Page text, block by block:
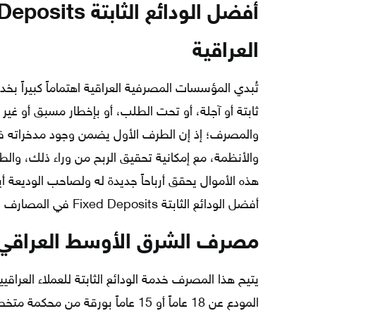
العراقية
تُبدي المؤسسات المصرفية العراقية اهتماماً كبيراً
ثابتة أو آجلة، أو تحت الطلب، أو بإخطار مسبق أو غير
والمصرف؛ إذ إن الطرف الأول يضمن وجود
والأنظمة، مع إمكانية تحقيق الربح من وراء ذلك،
هذه الأموال يحقق أرباحاً جديدة له ولصاحب
أفضل الودائع الثابتة Fixed Deposits في المصارف العراقية عموماً:
مصرف الشرق الأوسط العراقي
يتيح هذا المصرف خدمة الودائع الثابتة للعملاء
المودع عن 18 عاماً أو 15 عاماً